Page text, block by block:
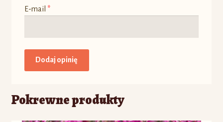
E-mail *
Pokrewne produkty